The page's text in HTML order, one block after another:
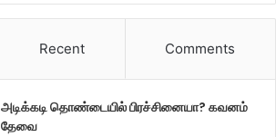
Recent Comments
அடிக்கடி தொண்டையில் பிரச்சினையா? கவனம்
தேவை